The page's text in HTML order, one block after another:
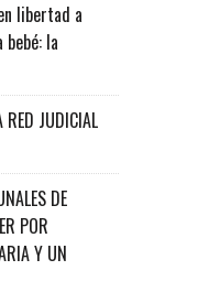
libertad a
la
RED JUDICIAL
DE
POR
Y UN